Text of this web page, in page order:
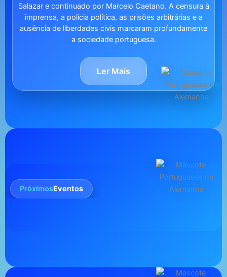
Salazar e continuado por Marcelo Caetano. A censura à
imprensa, a polícia política, as prisões arbitrárias e a
ausência de liberdades civis marcaram profundamente
a sociedade portuguesa.
Ler Mais
PróximosEventos